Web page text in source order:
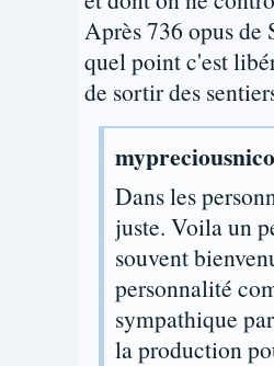
Après 736 opus de
quel point c'est
de sortir des
Dans les
juste. Voila un
souvent
personnalité
sympathique
la production